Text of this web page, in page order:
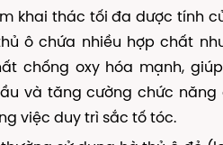
khai thác tối đa dược tính
ô chứa nhiều hợp chất
chống oxy hóa mạnh,
và tăng cường chức
việc duy trì sắc tố tóc.